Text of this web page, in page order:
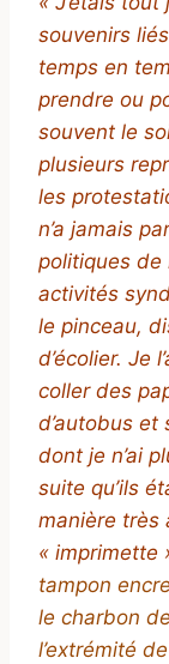
souvenirs
temps en
prendre ou
souvent le
plusieurs
les
n’a jamais
politiques de
activités
le pinceau,
d’écolier. Je
coller des
d’autobus et
dont je n’ai
suite qu’ils
manière très
« imprimette
tampon
le charbon
l’extrémité